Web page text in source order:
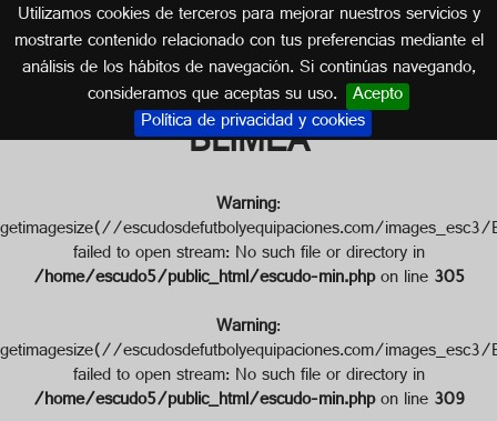
Utilizamos cookies de terceros para mejorar nuestros servicios y
mostrarte contenido relacionado con tus preferencias mediante el
análisis de los hábitos de navegación. Si continúas navegando,
consideramos que aceptas su uso. Acepto
Política de privacidad y cookies
Escudo de C.D. ASTURIAS
BLIMEA
ASTURIAS
Warning:
getimagesize(//escudosdefutbolyequipaciones.com/
failed to open stream: No such file or directory in
/home/escudo5/public_html/escudo-min.phpon line305
Warning:
getimagesize(//escudosdefutbolyequipaciones.com/
failed to open stream: No such file or directory in
/home/escudo5/public_html/escudo-min.phpon line309